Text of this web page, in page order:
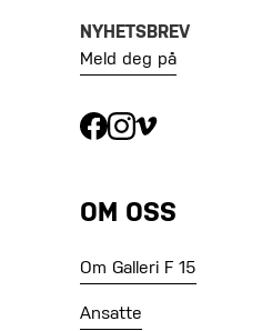
NYHETSBREV
Meld deg på
OM OSS
Om Galleri F 15
Ansatte